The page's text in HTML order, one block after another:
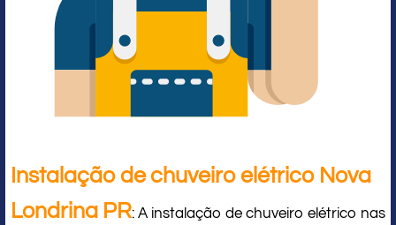
Instalação de chuveiro elétrico Nova
Londrina PR: A instalação de chuveiro elétrico nas